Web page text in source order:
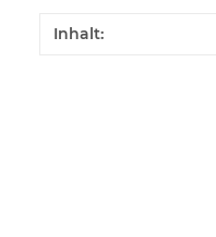
Inhalt: